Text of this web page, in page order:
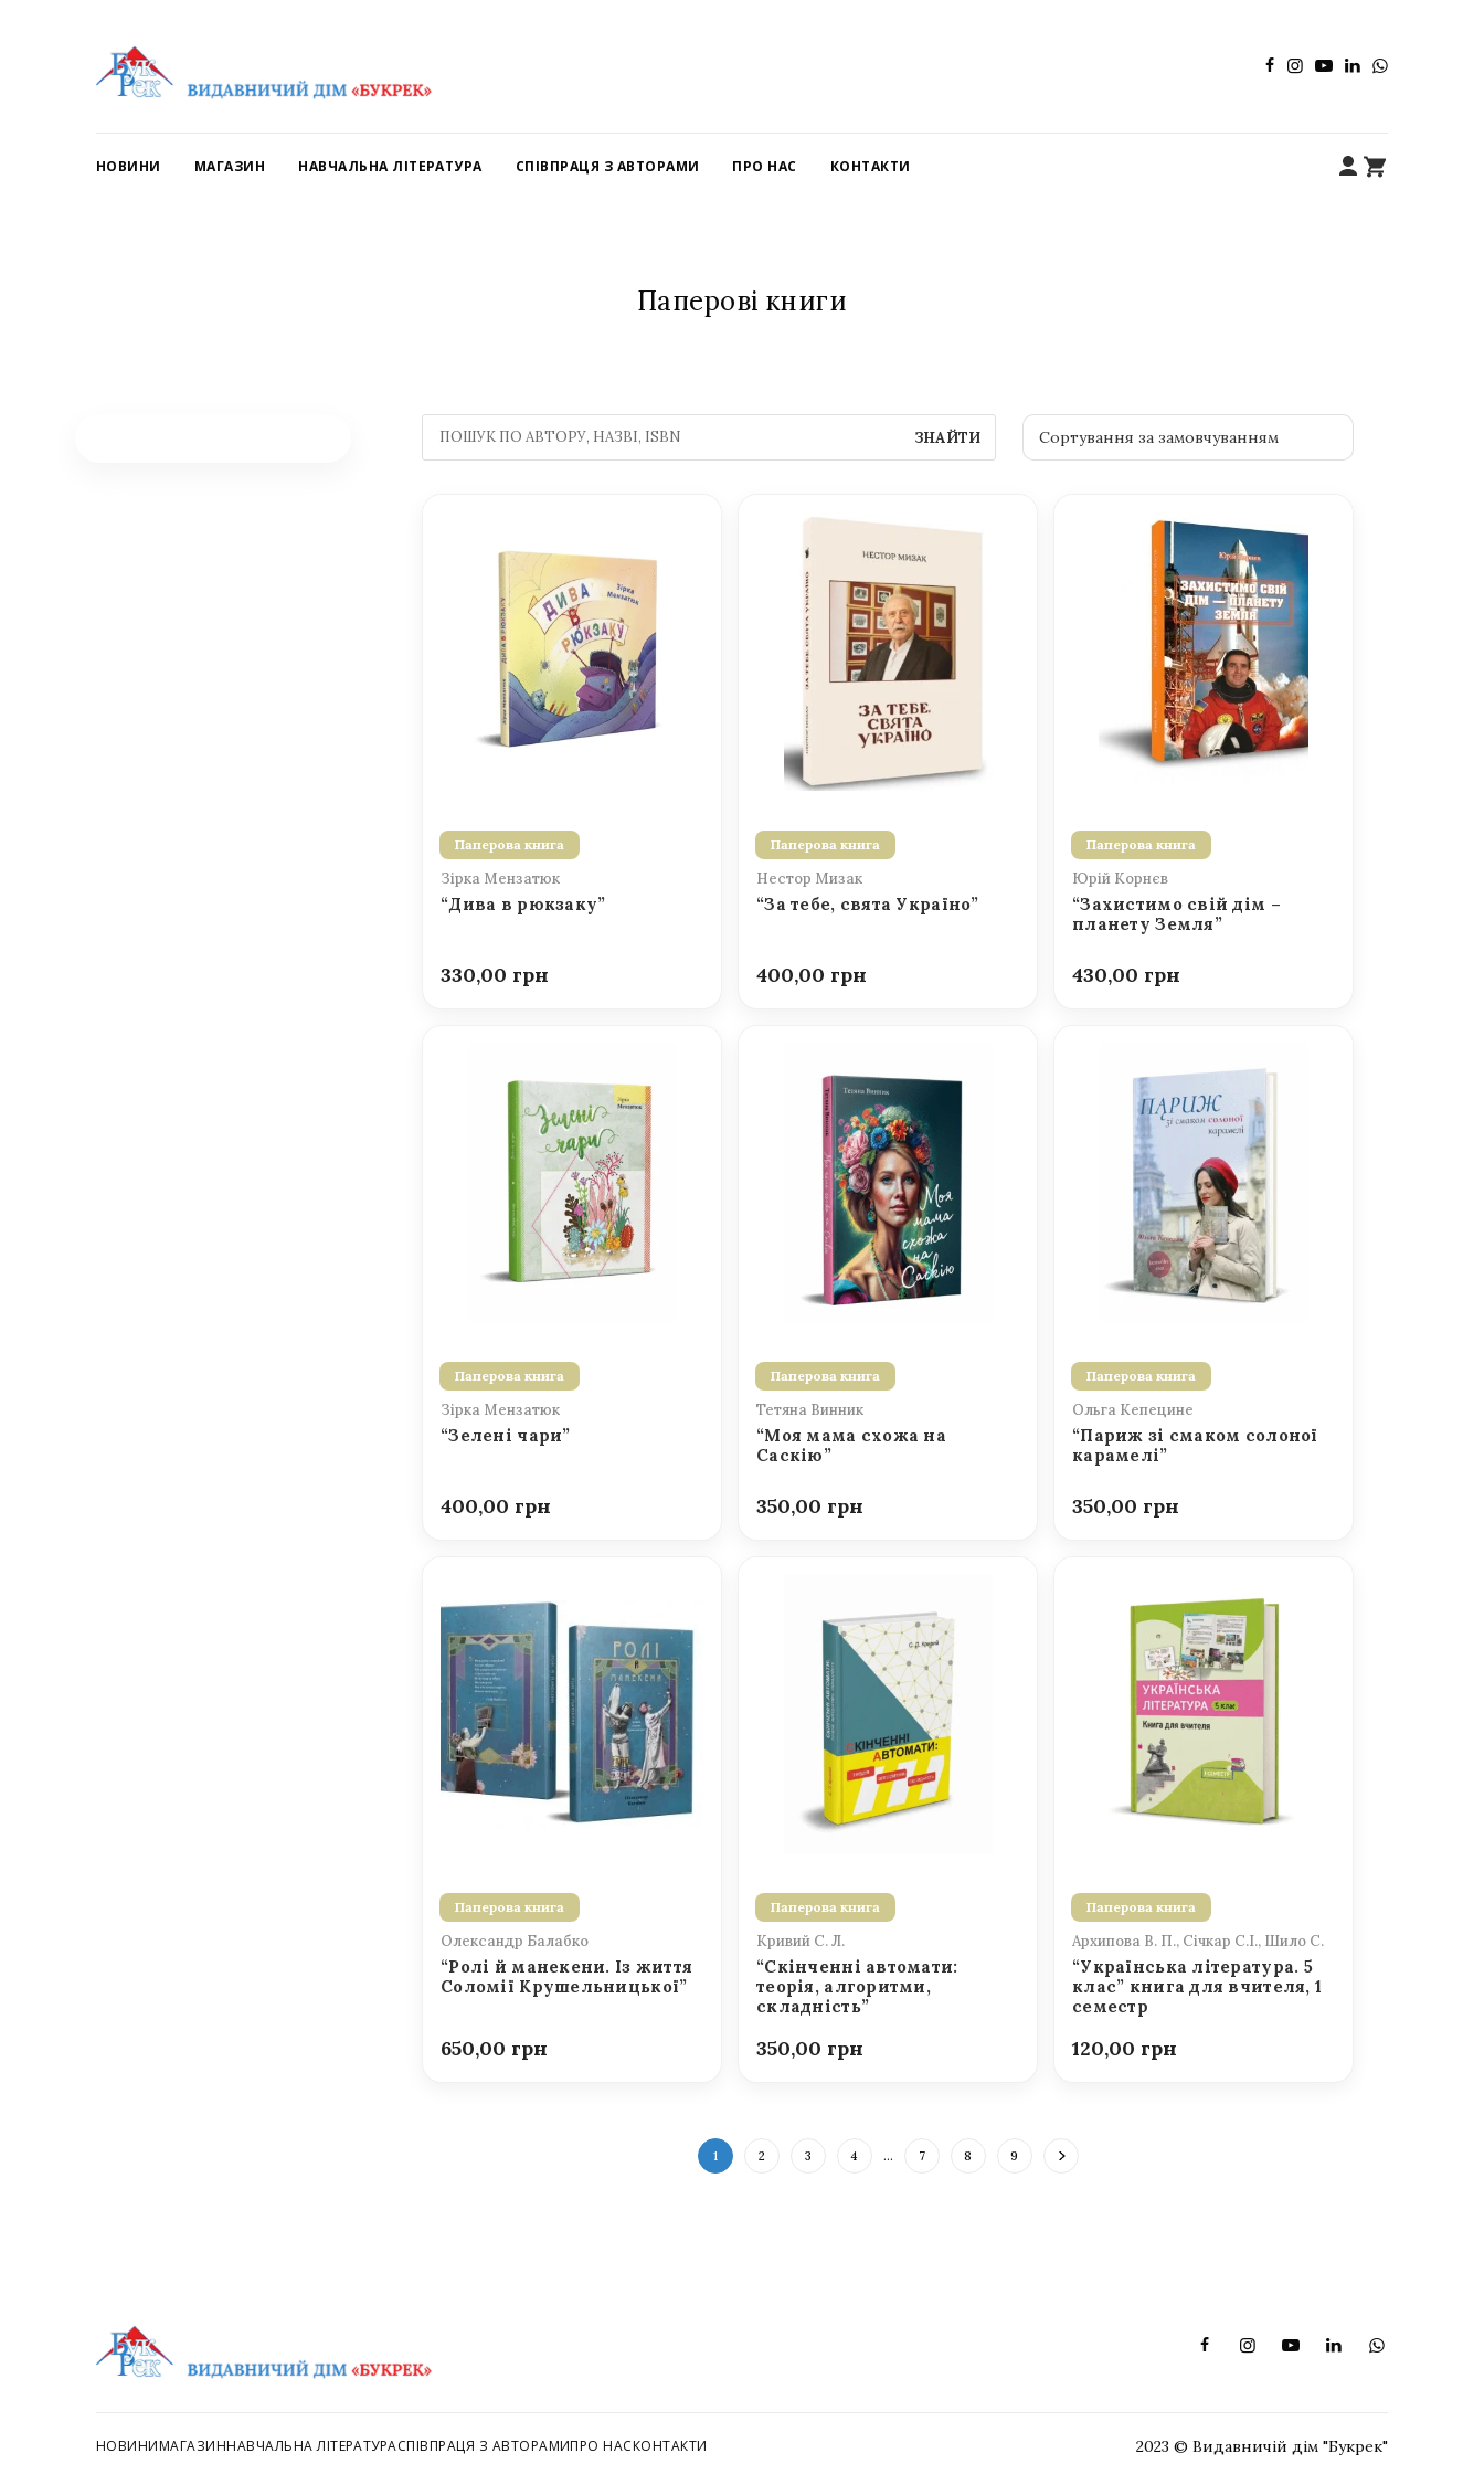
НОВИНИ МАГАЗИН НАВЧАЛЬНА ЛІТЕРАТУРА СПІВПРАЦЯ З АВТОРАМИ ПРО НАС КОНТАКТИ
Паперові книги
ЗНАЙТИ
Паперова книга
Зірка Мензатюк
“Дива в рюкзаку”
330,00
Паперова книга
Нестор Мизак
“За тебе, свята Україно”
400,00
Паперова книга
Юрій Корнєв
“Захистимо свій дім –
планету Земля”
430,00
Паперова книга
Зірка Мензатюк
“Зелені чари”
400,00
Паперова книга
Тетяна Винник
“Моя мама схожа на
Саскію”
350,00
Паперова книга
Ольга Кепецине
“Париж зі смаком солоної
карамелі”
350,00
Паперова книга
Олександр Балабко
“Ролі й манекени. Із життя
Соломії Крушельницької”
650,00
Паперова книга
Кривий С. Л.
“Скінченні автомати:
теорія, алгоритми,
складність”
350,00
Паперова книга
Архипова В. П., Січкар С.І., Шило С.
“Українська література. 5
клас” книга для вчителя, 1
семестр
120,00
1 2 3 4 … 7 8 9
НОВИНИМАГАЗИННАВЧАЛЬНА ЛІТЕРАТУРАСПІВПРАЦЯ З АВТОРАМИПРО НАСКОНТАКТИ 2023 © Видавничій дім "Букрек"